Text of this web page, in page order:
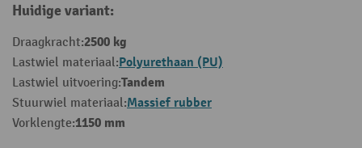
Huidige variant:
Draagkracht:2500 kg
Lastwiel materiaal:Polyurethaan (PU)
Lastwiel uitvoering:Tandem
Stuurwiel materiaal:Massief rubber
Vorklengte:1150 mm